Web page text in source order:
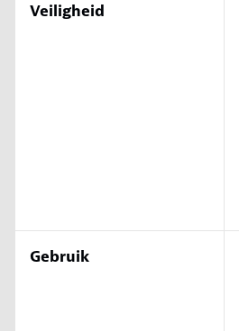
Veiligheid
Gebruik